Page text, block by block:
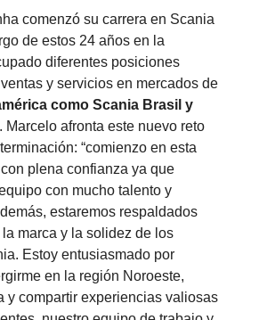
comenzó su carrera en Scania
de estos 24 años en la
diferentes posiciones
y servicios en mercados de
como Scania Brasil y
. Marcelo afronta este nuevo reto
“comienzo en esta
plena confianza ya que
con mucho talento y
estaremos respaldados
marca y la solidez de los
Estoy entusiasmado por
en la región Noroeste,
y compartir experiencias valiosas